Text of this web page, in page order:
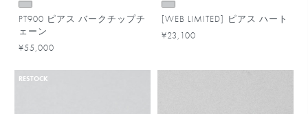
PT900 ピアス バークチップチ
ェーン
¥55,000
[WEB LIMITED] ピアス ハート
¥23,100
RESTOCK